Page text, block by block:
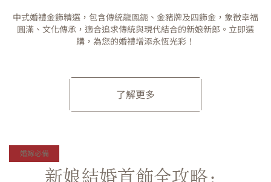
中式婚禮金飾精選，包含傳統龍鳳鈪、金豬牌及四飾金，象徵幸福
圓滿、文化傳承，適合追求傳統與現代結合的新娘新郎。立即選
購，為您的婚禮增添永恆光彩！
了解更多
新娘結婚首飾全攻略：
婚嫁必備